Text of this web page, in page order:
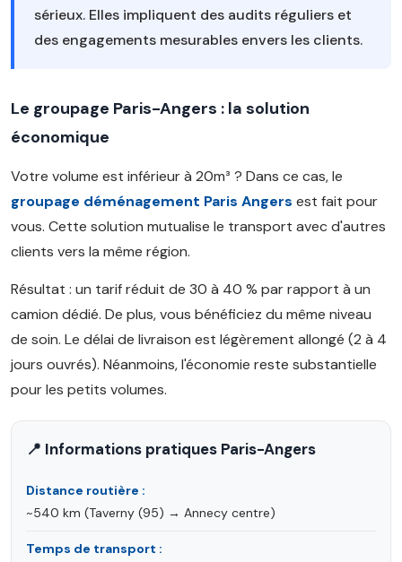
sérieux. Elles impliquent des audits réguliers et
des engagements mesurables envers les clients.
Le groupage Paris-Angers : la solution
économique
Votre volume est inférieur à 20m³ ? Dans ce cas, le
groupage déménagement Paris Angers est fait pour
vous. Cette solution mutualise le transport avec d'autres
clients vers la même région.
Résultat : un tarif réduit de 30 à 40 % par rapport à un
camion dédié. De plus, vous bénéficiez du même niveau
de soin. Le délai de livraison est légèrement allongé (2 à 4
jours ouvrés). Néanmoins, l'économie reste substantielle
pour les petits volumes.
📍 Informations pratiques Paris-Angers
Distance routière :
~540 km (Taverny (95) → Annecy centre)
Temps de transport :